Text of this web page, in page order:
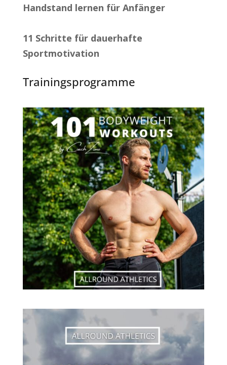
Handstand lernen für Anfänger
11 Schritte für dauerhafte
Sportmotivation
Trainingsprogramme